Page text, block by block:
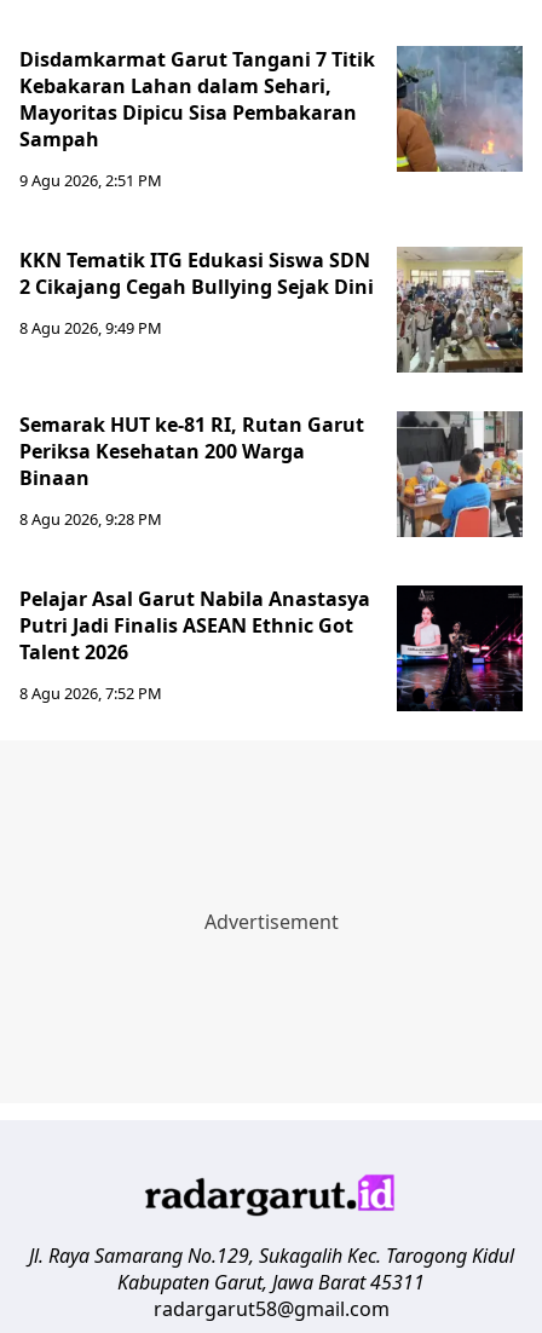
Disdamkarmat Garut Tangani 7 Titik
Kebakaran Lahan dalam Sehari,
Mayoritas Dipicu Sisa Pembakaran
Sampah
9 Agu 2026, 2:51 PM
KKN Tematik ITG Edukasi Siswa SDN
2 Cikajang Cegah Bullying Sejak Dini
8 Agu 2026, 9:49 PM
Semarak HUT ke-81 RI, Rutan Garut
Periksa Kesehatan 200 Warga
Binaan
8 Agu 2026, 9:28 PM
Pelajar Asal Garut Nabila Anastasya
Putri Jadi Finalis ASEAN Ethnic Got
Talent 2026
8 Agu 2026, 7:52 PM
Jl. Raya Samarang No.129, Sukagalih Kec. Tarogong Kidul
Kabupaten Garut, Jawa Barat45311
radargarut58@gmail.com